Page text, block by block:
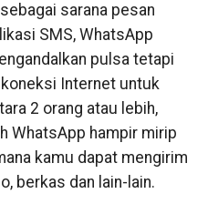
sarana pesan
SMS, WhatsApp
pulsa tetapi
Internet untuk
2 orang atau lebih,
WhatsApp hampir mirip
kamu dapat mengirim
berkas dan lain-lain.